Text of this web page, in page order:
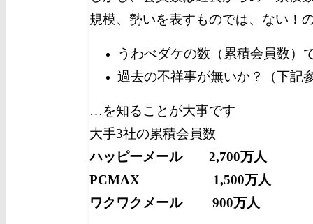
規模、勢いを表すものでは、ない！
うわべダケの数（累積会員数）
過去の不祥事が無いか？（下記
…を知ることが大事です
大手3社の累積会員数
ハッピーメール 2,700万人
PCMAX 1,500万人
ワクワクメール 900万人